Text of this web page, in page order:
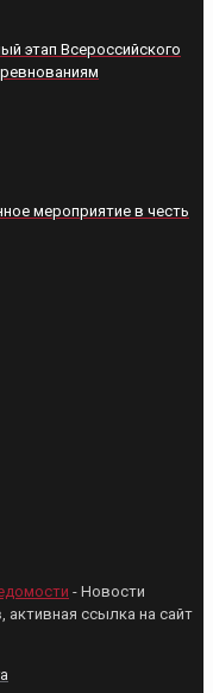
этап Всероссийского
мероприятие в честь
- Новости
активная ссылка на сайт